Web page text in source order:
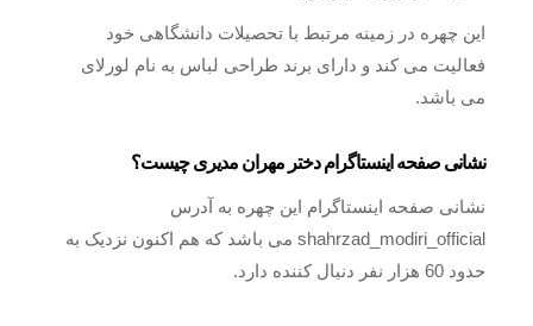
این چهره در زمینه مرتبط با تحصیلات دانشگاهی خود
فعالیت می کند و دارای برند طراحی لباس به نام لورلای
می باشد.
نشانی صفحه اینستاگرام دختر مهران مدیری چیست؟
نشانی صفحه اینستاگرام این چهره به آدرس
shahrzad_modiri_official می باشد که هم اکنون نزدیک به
حدود 60 هزار نفر دنبال کننده دارد.